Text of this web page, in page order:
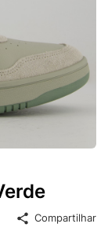
Compartilhar